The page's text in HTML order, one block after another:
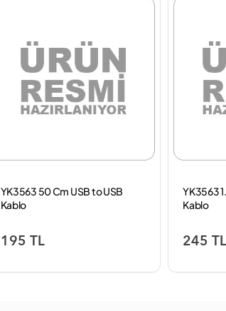
YK3563 50 Cm USB to USB
Kablo
195 TL
YK3563
Kablo
245 TL